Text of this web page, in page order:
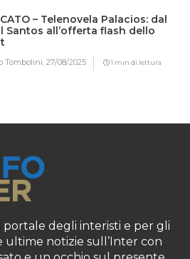
– Telenovela Palacios: dal
Santos all’offerta flash dello
Tombolini,27/08/2025 1 min di lettura
portale degli interisti e per gli
notizie sull’Inter con